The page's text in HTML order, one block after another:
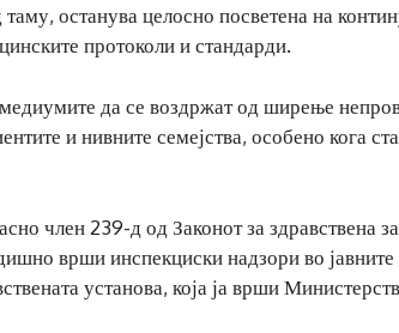
останува целосно посветена на
протоколи и стандарди.
да се воздржат од ширење
и нивните семејства, особено кога
член 239-д од Законот за здравствена
врши инспекциски надзори во
установа, која ја врши